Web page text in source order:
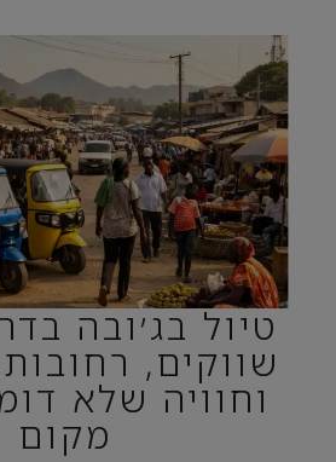
טיול בג׳ובה
שווקים,
וחוויה שלא
מקום